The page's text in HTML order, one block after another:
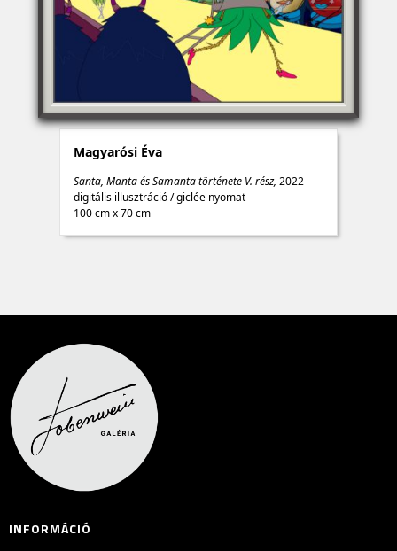
Magyarósi Éva
Santa, Manta és Samanta története V. rész,2022
digitális illusztráció/giclée nyomat
100 cm x 70 cm
INFORMÁCIÓ